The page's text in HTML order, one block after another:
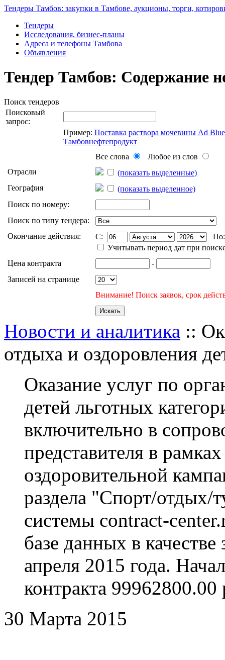
Тендеры Тамбов: закупки в Тамбове, аукционы, торги,
Тендеры
Исследования, бизнес-планы
Адреса и телефоны Тамбова
Объявления
Тендер Тамбов: Содержание
Поиск тендеров
Поисковый
запрос:
Пример: Поставка раствора мочевины Ad
Тамбовнефтепродукт
Все слова
Любое из слов
Отрасли
(показать выделенные)
География
(показать выделенное)
Поиск по номеру:
Поиск по типу тендера:
Окончание действия:
C:
Учитывать период дат при
Цена контракта
-
Записей на странице
Внимание! Поиск заявок, срок
Новости и аналитика ::
отдыха и оздоровления
Оказание услуг по
детей льготных
включительно в
представителя в
оздоровительной
раздела "Спорт/
системы contract-
базе данных в
апреля 2015 года.
контракта 99962800.00
30 Марта 2015